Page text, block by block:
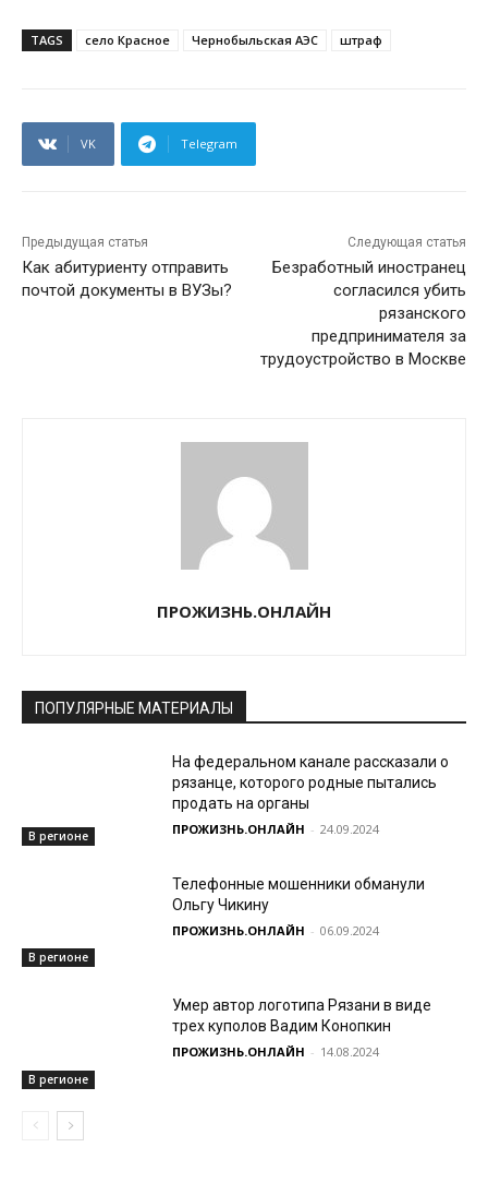
TAGS село Красное Чернобыльская АЭС штраф
VK Telegram
Предыдущая статья
Как абитуриенту отправить
почтой документы в ВУЗы?
Следующая статья
Безработный иностранец
согласился убить
рязанского
предпринимателя за
трудоустройство в Москве
ПРОЖИЗНЬ.ОНЛАЙН
ПОПУЛЯРНЫЕ МАТЕРИАЛЫ
В регионе
На федеральном канале рассказали о
рязанце, которого родные пытались
продать на органы
ПРОЖИЗНЬ.ОНЛАЙН - 24.09.2024
В регионе
Телефонные мошенники обманули
Ольгу Чикину
ПРОЖИЗНЬ.ОНЛАЙН - 06.09.2024
В регионе
Умер автор логотипа Рязани в виде
трех куполов Вадим Конопкин
ПРОЖИЗНЬ.ОНЛАЙН - 14.08.2024